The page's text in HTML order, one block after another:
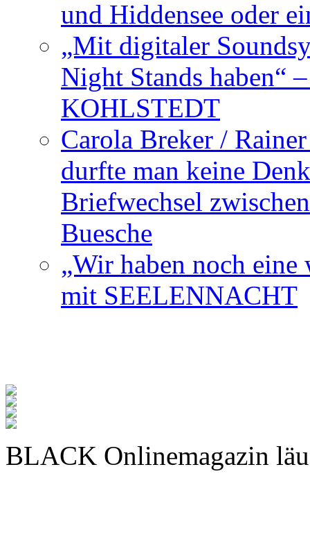
und Hiddensee oder
„Mit digitaler
Night Stands haben“
KOHLSTEDT
Carola Breker /
durfte man keine
Briefwechsel
Buesche
„Wir haben noch
mit SEELENNACHT
BLACK Onlinemagazin